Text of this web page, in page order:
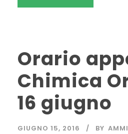
Orario
Chimica
16 giugno
GIUGNO 15, 2016 BY